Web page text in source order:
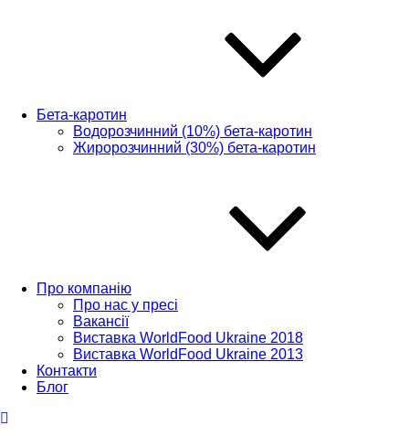
Бета-каротин
Водорозчинний (10%) бета-каротин
Жиророзчинний (30%) бета-каротин
Про компанію
Про нас у пресі
Вакансії
Виставка WorldFood Ukraine 2018
Виставка WorldFood Ukraine 2013
Контакти
Блог